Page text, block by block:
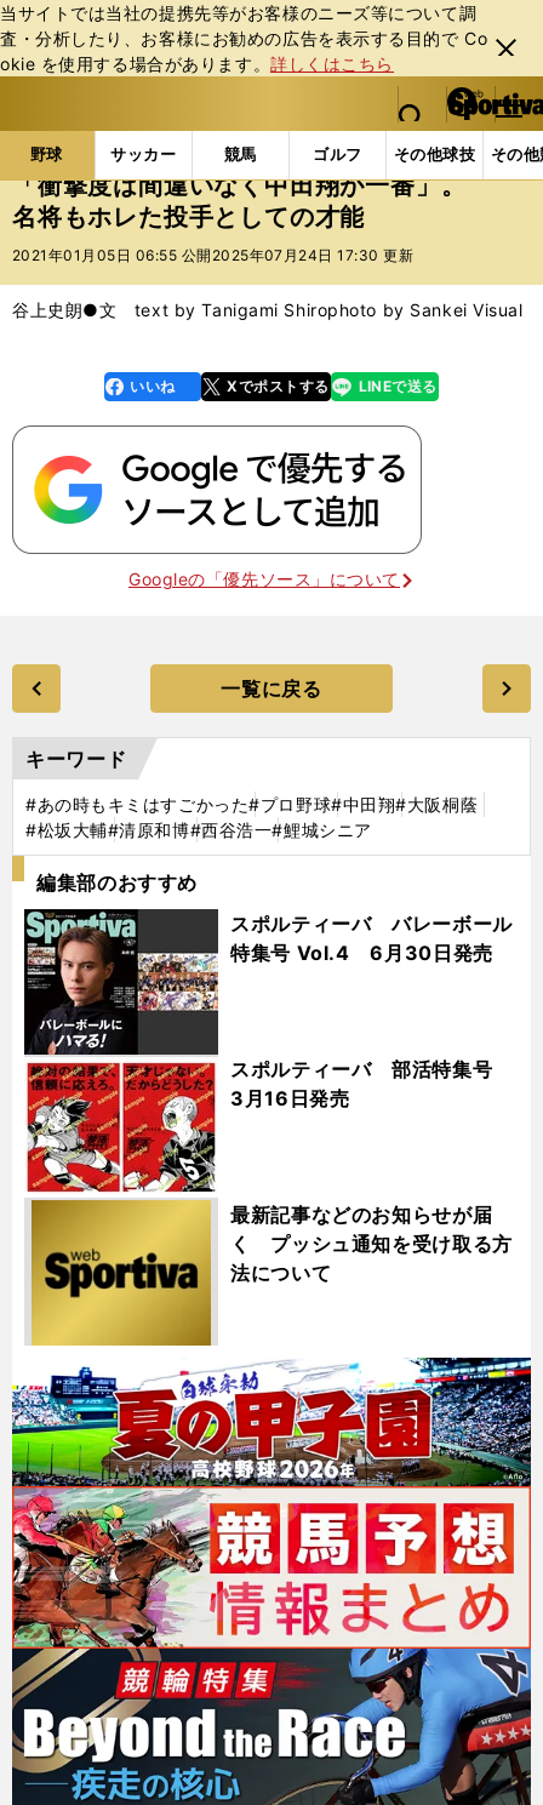
当サイトでは当社の提携先等がお客様のニーズ等について調
査・分析したり、お客様にお勧めの広告を表⽰する⽬的で Co
okie を使⽤する場合があります。詳しくはこちら
閉じ
る
web Sportiva (webスポルティーバ)
検索
マイペ
ー
ジ
メニュ
野球 サッカー 競馬 ゴルフ その他球技 その
b
ス
ポ
ル
バ
野球の記事一覧 プロ野球 「衝撃度は間違いなく中
「衝撃度は間違いなく中田翔が一番」。
名将もホレた投手としての才能
2021年01月05日 06:55 公開 2025年07月24日 17:30 更新
谷上史朗●文 text by Tanigami Shirophoto by Sankei Visual
faceboo
k
いいね Xでポストする
line LINEで送る
Googleの「優先ソース」について
一覧に戻る
キーワード
#あの時もキミはすごかった#プロ野球#中田翔#大阪桐蔭
#松坂大輔#清原和博#西谷浩一#鯉城シニア
編集部のおすすめ
スポルティーバ バレーボール
特集号 Vol.4 6月30日発売
スポルティーバ 部活特集号
3月16日発売
最新記事などのお知らせが届
く プッシュ通知を受け取る方
法について